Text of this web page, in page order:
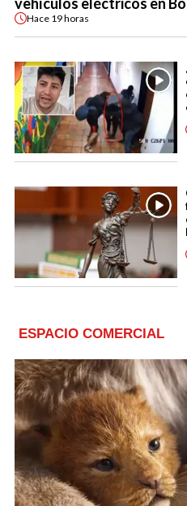
Hace 19 horas